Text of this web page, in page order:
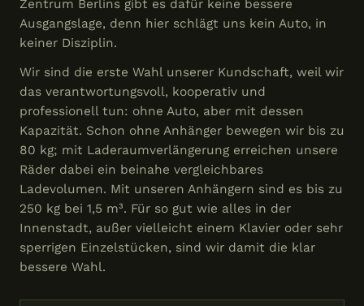
Zentrum Berlins gibt es dafür keine bessere
Ausgangslage, denn hier schlägt uns kein Auto, in
keiner Disziplin.
Wir sind die erste Wahl unserer Kundschaft, weil wir
das verantwortungsvoll, kooperativ und
professionell tun: ohne Auto, aber mit dessen
Kapazität. Schon ohne Anhänger bewegen wir bis zu
80 kg; mit Laderaumverlängerung erreichen unsere
Räder dabei ein beinahe vergleichbares
Ladevolumen. Mit unseren Anhängern sind es bis zu
250 kg bei 1,5 m³. Für so gut wie alles in der
Innenstadt, außer vielleicht einem Klavier oder sehr
sperrigen Einzelstücken, sind wir damit die klar
bessere Wahl.